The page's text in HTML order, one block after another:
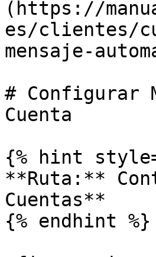
(https://
es/clientes/
mensaje-
# Configurar
Cuenta
{% hint
**Ruta:**
Cuentas**
{% endhint %}